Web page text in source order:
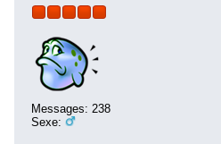
Messages: 238
Sexe: